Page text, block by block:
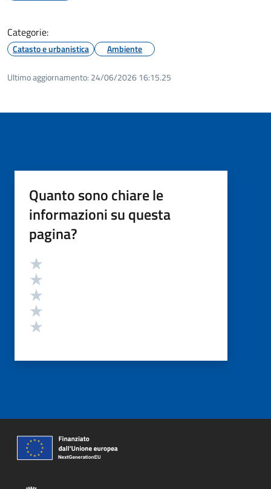
Categorie:
Catasto e urbanistica Ambiente
Ultimo aggiornamento: 24/06/2026 16:15.25
Quanto sono chiare le
informazioni su questa
pagina?
Valutazione